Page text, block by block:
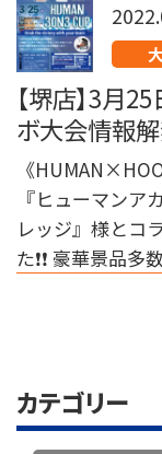
【堺店】3月
ボ大会情報解
《
『ヒューマンア
レッジ』様とコ
た❗❗ 豪華景品
カテゴリー